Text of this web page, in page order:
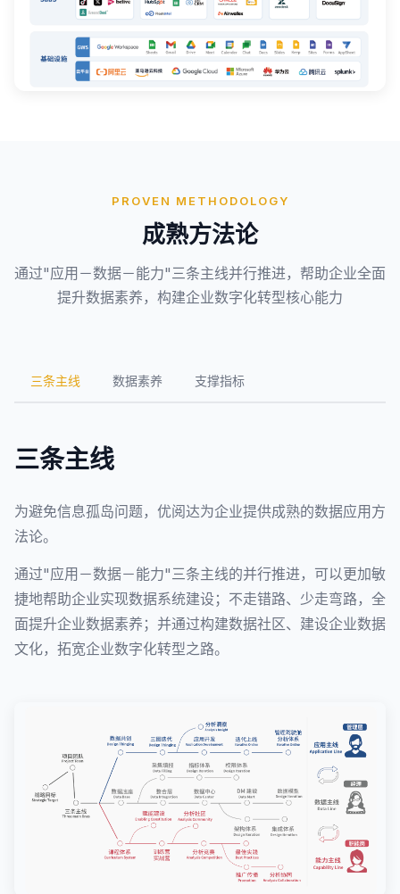
PROVEN METHODOLOGY
成熟方法论
通过"应用－数据－能力"三条主线并行推进，帮助企业全面
提升数据素养，构建企业数字化转型核心能力
三条主线 数据素养 支撑指标
三条主线
为避免信息孤岛问题，优阅达为企业提供成熟的数据应用方
法论。
通过"应用－数据－能力"三条主线的并行推进，可以更加敏
捷地帮助企业实现数据系统建设；不走错路、少走弯路，全
面提升企业数据素养；并通过构建数据社区、建设企业数据
文化，拓宽企业数字化转型之路。